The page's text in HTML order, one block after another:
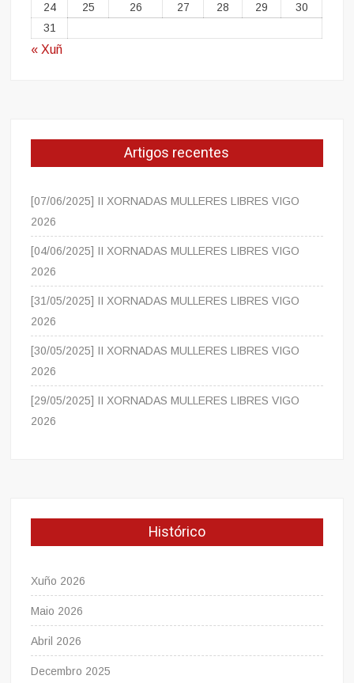
24
25 26 27 28 29
30
31
« Xuñ
Artigos recentes
[07/06/2025] II XORNADAS MULLERES LIBRES VIGO
2026
[04/06/2025] II XORNADAS MULLERES LIBRES VIGO
2026
[31/05/2025] II XORNADAS MULLERES LIBRES VIGO
2026
[30/05/2025] II XORNADAS MULLERES LIBRES VIGO
2026
[29/05/2025] II XORNADAS MULLERES LIBRES VIGO
2026
Histórico
Xuño 2026
Maio 2026
Abril 2026
Decembro 2025